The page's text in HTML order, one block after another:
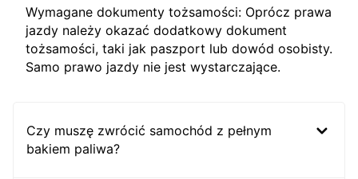
Wymagane dokumenty tożsamości: Oprócz prawa
jazdy należy okazać dodatkowy dokument
tożsamości, taki jak paszport lub dowód osobisty.
Samo prawo jazdy nie jest wystarczające.
Czy muszę zwrócić samochód z pełnym
bakiem paliwa?